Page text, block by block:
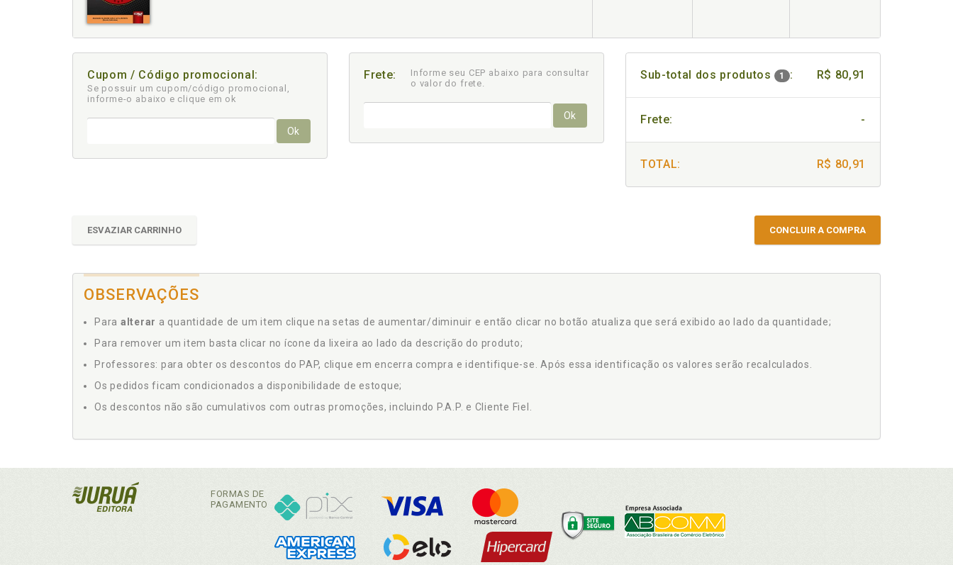
Cupom / Código promocional:
Se possuir um cupom/código promocional,
informe-o abaixo e clique em ok
Ok
Frete:
Informe seu CEP abaixo para consultar
o valor do frete.
Ok
Sub-total dos produtos 1 : R$ 80,91
Frete: -
TOTAL: R$ 80,91
ESVAZIAR CARRINHO CONCLUIR A COMPRA
OBSERVAÇÕES
Para alterar a quantidade de um item clique na setas de aumentar/diminuir e então clicar no botão atualiza que será exibido ao lado da quantidade;
Para remover um item basta clicar no ícone da lixeira ao lado da descrição do produto;
Professores: para obter os descontos do PAP, clique em encerra compra e identifique-se. Após essa identificação os valores serão recalculados.
Os pedidos ficam condicionados a disponibilidade de estoque;
Os descontos não são cumulativos com outras promoções, incluindo P.A.P. e Cliente Fiel.
FORMAS DE
PAGAMENTO